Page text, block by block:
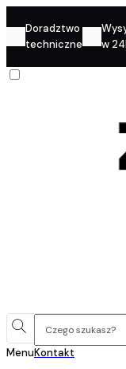
Doradztwo
techniczne
w
MenuKontakt